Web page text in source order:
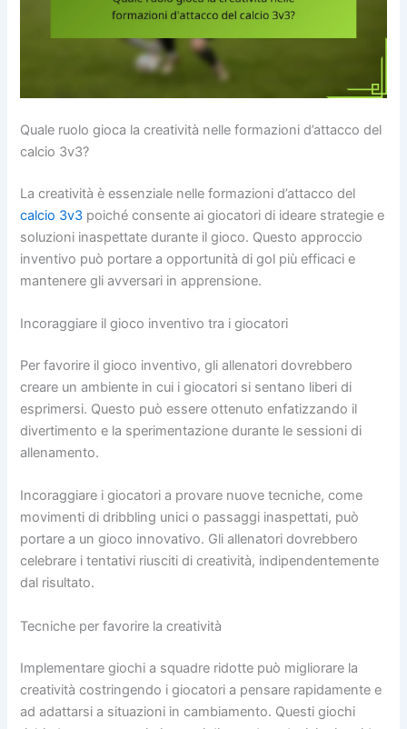
Quale ruolo gioca la creatività nelle formazioni d’attacco del
calcio 3v3?
La creatività è essenziale nelle formazioni d’attacco del
calcio 3v3 poiché consente ai giocatori di ideare strategie e
soluzioni inaspettate durante il gioco. Questo approccio
inventivo può portare a opportunità di gol più efficaci e
mantenere gli avversari in apprensione.
Incoraggiare il gioco inventivo tra i giocatori
Per favorire il gioco inventivo, gli allenatori dovrebbero
creare un ambiente in cui i giocatori si sentano liberi di
esprimersi. Questo può essere ottenuto enfatizzando il
divertimento e la sperimentazione durante le sessioni di
allenamento.
Incoraggiare i giocatori a provare nuove tecniche, come
movimenti di dribbling unici o passaggi inaspettati, può
portare a un gioco innovativo. Gli allenatori dovrebbero
celebrare i tentativi riusciti di creatività, indipendentemente
dal risultato.
Tecniche per favorire la creatività
Implementare giochi a squadre ridotte può migliorare la
creatività costringendo i giocatori a pensare rapidamente e
ad adattarsi a situazioni in cambiamento. Questi giochi